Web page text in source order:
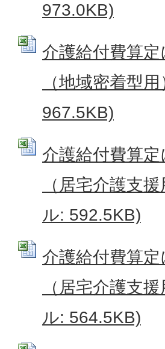
973.0KB)
介護給付費算
（地域密着型
967.5KB)
介護給付費算
（居宅介護支
ル: 592.5KB)
介護給付費算
（居宅介護支
ル: 564.5KB)